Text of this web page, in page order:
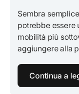
Sembra
potrebbe essere
mobilità più
aggiungere alla
Continua a